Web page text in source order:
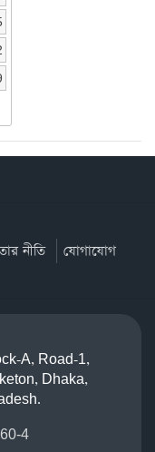
নীতি যোগাযোগ
A, Road-1,
Dhaka,
4